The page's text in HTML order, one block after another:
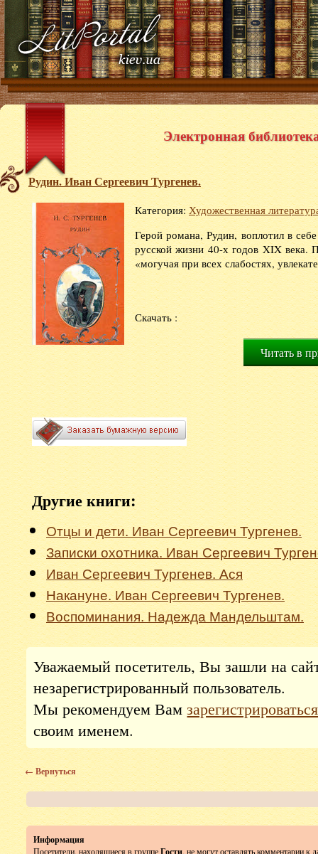
Электронная
Рудин. Иван Сергеевич Тургенев.
Категория:Художественная
Герой романа, Рудин, воплотил в
русской жизни 40-х годов XIX века.
«могучая при всех слабостях,
Скачать :
Читать в
Другие книги:
Отцы и дети. Иван Сергеевич Тургенев.
Записки охотника. Иван Сергеевич
Иван Сергеевич Тургенев. Ася
Накануне. Иван Сергеевич Тургенев.
Воспоминания. Надежда Мандельштам.
Уважаемый посетитель, Вы зашли на
незарегистрированный пользователь.
Мы рекомендуем Вамзарегистрироваться
своим именем.
← Вернуться
Информация
Посетители, находящиеся в группеГости, не могут оставлять комментарии к